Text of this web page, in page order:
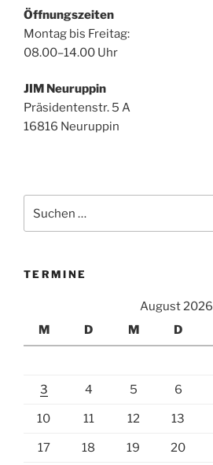
Öffnungszeiten
Montag bis Freitag:
08.00–14.00 Uhr
JIM Neuruppin
Präsidentenstr. 5 A
16816 Neuruppin
nach:
TERMINE
August 2026
M
D M D
3 4 5 6
10 11 12 13
17 18 19 20